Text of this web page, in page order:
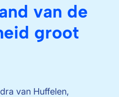
van de
groot
van Huffelen,